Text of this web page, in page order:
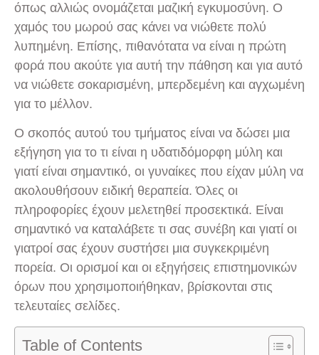
όπως αλλιώς ονομάζεται μαζική εγκυμοσύνη. Ο
χαμός του μωρού σας κάνει να νιώθετε πολύ
λυπημένη. Επίσης, πιθανότατα να είναι η πρώτη
φορά που ακούτε για αυτή την πάθηση και για αυτό
να νιώθετε σοκαρισμένη, μπερδεμένη και αγχωμένη
για το μέλλον.
Ο σκοπός αυτού του τμήματος είναι να δώσει μια
εξήγηση για το τι είναι η υδατιδόμορφη μύλη και
γιατί είναι σημαντικό, οι γυναίκες που είχαν μύλη να
ακολουθήσουν ειδική θεραπεία. Όλες οι
πληροφορίες έχουν μελετηθεί προσεκτικά. Είναι
σημαντικό να καταλάβετε τι σας συνέβη και γιατί οι
γιατροί σας έχουν συστήσει μια συγκεκριμένη
πορεία. Οι ορισμοί και οι εξηγήσεις επιστημονικών
όρων που χρησιμοποιήθηκαν, βρίσκονται στις
τελευταίες σελίδες.
Table of Contents